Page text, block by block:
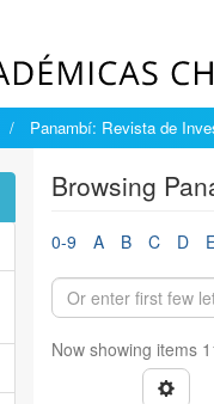
Panambí: Revista de
Browsing
0-9 A B C D
Now showing items